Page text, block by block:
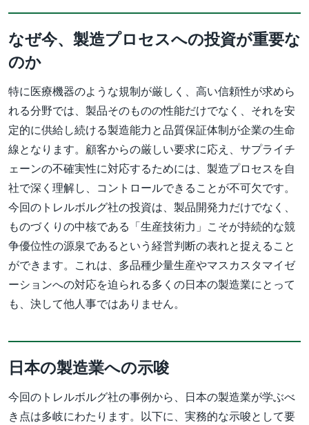
なぜ今、製造プロセスへの投資が重要な
のか
特に医療機器のような規制が厳しく、高い信頼性が求めら
れる分野では、製品そのものの性能だけでなく、それを安
定的に供給し続ける製造能力と品質保証体制が企業の生命
線となります。顧客からの厳しい要求に応え、サプライチ
ェーンの不確実性に対応するためには、製造プロセスを自
社で深く理解し、コントロールできることが不可欠です。
今回のトレルボルグ社の投資は、製品開発力だけでなく、
ものづくりの中核である「生産技術力」こそが持続的な競
争優位性の源泉であるという経営判断の表れと捉えること
ができます。これは、多品種少量生産やマスカスタマイゼ
ーションへの対応を迫られる多くの日本の製造業にとって
も、決して他人事ではありません。
日本の製造業への示唆
今回のトレルボルグ社の事例から、日本の製造業が学ぶべ
き点は多岐にわたります。以下に、実務的な示唆として要